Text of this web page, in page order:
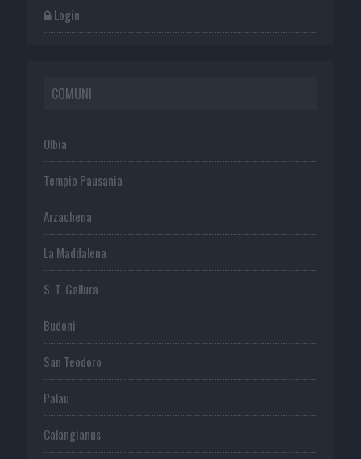
Login
COMUNI
Olbia
Tempio Pausania
Arzachena
La Maddalena
S. T. Gallura
Budoni
San Teodoro
Palau
Calangianus